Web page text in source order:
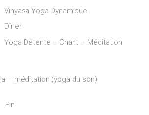
Yoga Dynamique
– Chant – Méditation
– méditation (yoga du son)